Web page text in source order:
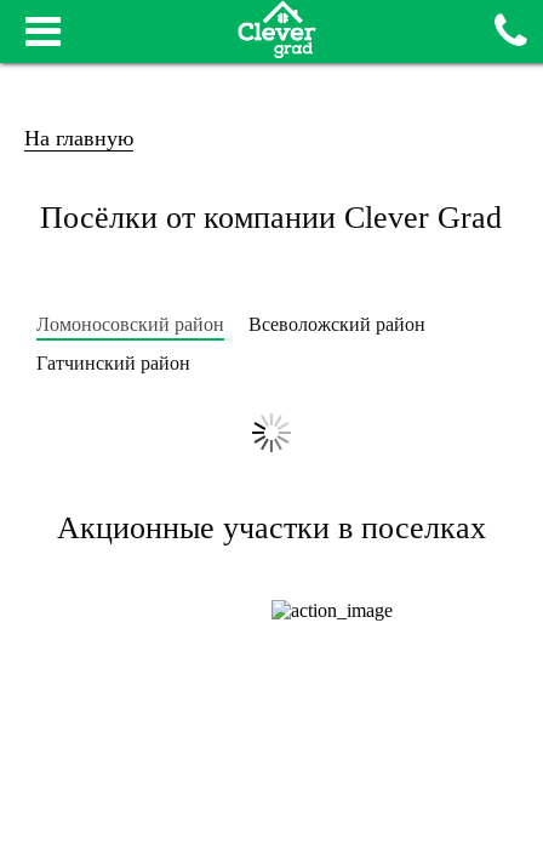
На главную
Посёлки от компании Clever Grad
Ломоносовский район
Всеволожский район
Гатчинский район
Акционные участки в поселках